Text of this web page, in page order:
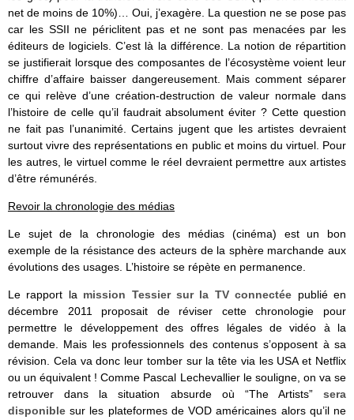
net de moins de 10%)… Oui, j’exagère. La question ne se pose pas
car les SSII ne périclitent pas et ne sont pas menacées par les
éditeurs de logiciels. C’est là la différence. La notion de répartition
se justifierait lorsque des composantes de l’écosystème voient leur
chiffre d’affaire baisser dangereusement. Mais comment séparer
ce qui relève d’une création-destruction de valeur normale dans
l’histoire de celle qu’il faudrait absolument éviter ? Cette question
ne fait pas l’unanimité. Certains jugent que les artistes devraient
surtout vivre des représentations en public et moins du virtuel. Pour
les autres, le virtuel comme le réel devraient permettre aux artistes
d’être rémunérés.
Revoir la chronologie des médias
Le sujet de la chronologie des médias (cinéma) est un bon
exemple de la résistance des acteurs de la sphère marchande aux
évolutions des usages. L’histoire se répète en permanence.
Le rapport la mission Tessier sur la TV connectée publié en
décembre 2011 proposait de réviser cette chronologie pour
permettre le développement des offres légales de vidéo à la
demande. Mais les professionnels des contenus s’opposent à sa
révision. Cela va donc leur tomber sur la tête via les USA et Netflix
ou un équivalent ! Comme Pascal Lechevallier le souligne, on va se
retrouver dans la situation absurde où “The Artists” sera
disponible sur les plateformes de VOD américaines alors qu’il ne